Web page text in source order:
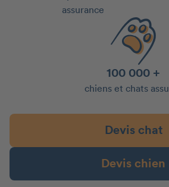
assurance
100 000 +
chiens et chats
Devis chat
Devis chien